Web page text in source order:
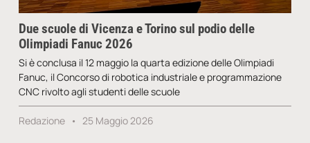
Due scuole di Vicenza e Torino sul podio delle
Olimpiadi Fanuc 2026
Si è conclusa il 12 maggio la quarta edizione delle Olimpiadi
Fanuc, il Concorso di robotica industriale e programmazione
CNC rivolto agli studenti delle scuole
Redazione 25 Maggio 2026